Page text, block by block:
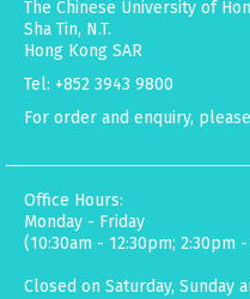
The Chinese University of
Sha Tin, N.T.
Hong Kong SAR
Tel: +852 3943 9800
For order and enquiry,
Office Hours:
Monday - Friday
(10:30am - 12:30pm; 2:30pm
Closed on Saturday, Sunday